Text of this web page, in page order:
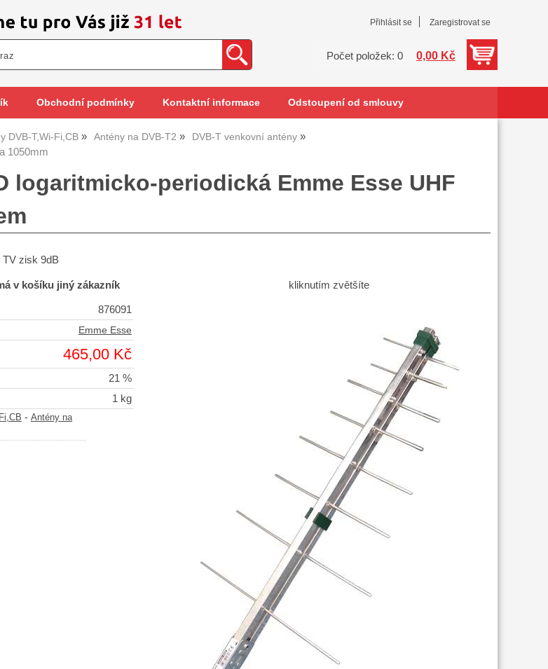
Přihlásit se Zaregistrovat se
Počet položek: 0 0,00 Kč
Obchodní podmínky Kontaktní informace Odstoupení od smlouvy
DVB-T,Wi-Fi,CB Antény na DVB-T2 DVB-T venkovní antény
1050mm
logaritmicko-periodická Emme Esse UHF
TV zisk 9dB
kliknutím zvětšíte
v košíku jiný zákazník
876091
Emme Esse
465,00 Kč
21 %
1 kg
- Antény na